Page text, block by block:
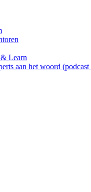
Learn
aan het woord